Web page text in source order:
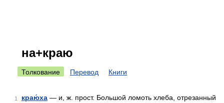
на+краю
Толкование Перевод Книги
1 краю́ха — и, ж. прост. Большой ломоть хлеба, отрезанный